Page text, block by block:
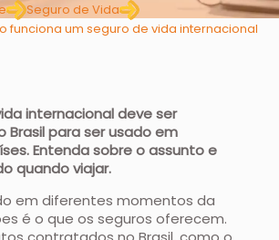
Seguro de Vida
funciona um seguro de vida internacional
internacional deve ser
Brasil para ser usado em
Entenda sobre o assunto e
quando viajar.
em diferentes momentos da
é o que os seguros oferecem.